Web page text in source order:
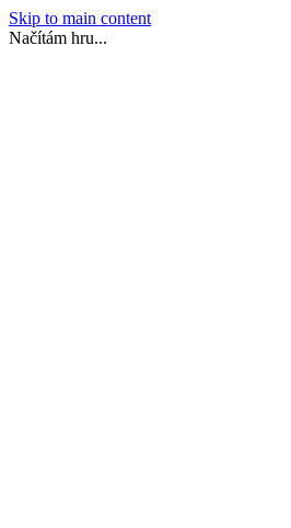
Skip to main content
Načítám hru...